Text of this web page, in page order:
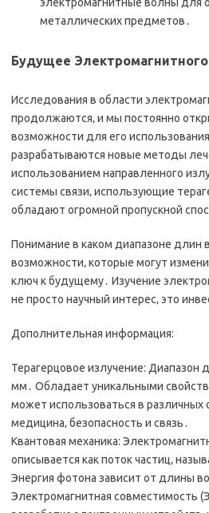
металлических предметов․
Будущее
Исследования в области
продолжаются‚ и мы постоянно
возможности для его
разрабатываются новые методы
использованием направленного
системы связи‚ использующие
обладают огромной пропускной
Понимание в каком диапазоне длин
возможности‚ которые могут
ключ к будущему․ Изучение
не просто научный интерес‚ это
Дополнительная информация:
Терагерцовое излучение: Диапазон
мм․ Обладает уникальными
может использоваться в различных
медицина‚ безопасность и связь․
Квантовая механика:
описывается как поток частиц‚
Энергия фотона зависит от длины
Электромагнитная совместимость